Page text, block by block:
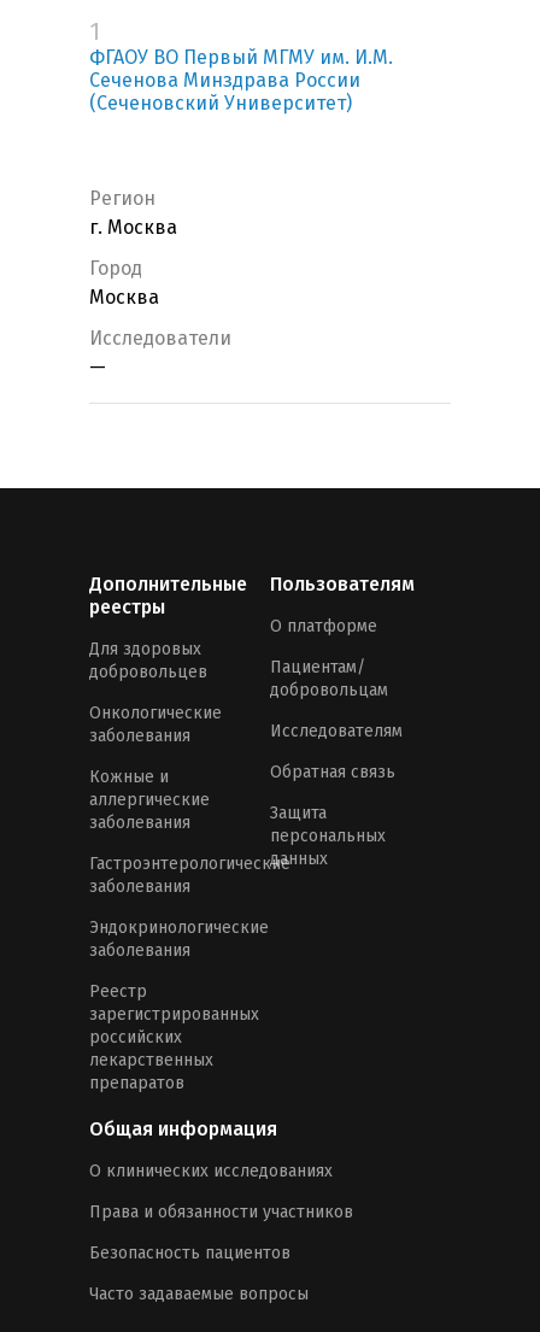
1
ФГАОУ ВО Первый МГМУ им. И.М.
Сеченова Минздрава России
(Сеченовский Университет)
Регион
г. Москва
Город
Москва
Исследователи
—
Дополнительные
реестры
Для здоровых
добровольцев
Онкологические
заболевания
Кожные и
аллергические
заболевания
Гастроэнтерологические
заболевания
Эндокринологические
заболевания
Реестр
зарегистрированных
российских
лекарственных
препаратов
Пользователям
О платформе
Пациентам/
добровольцам
Исследователям
Обратная связь
Защита
персональных
данных
Общая информация
О клинических исследованиях
Права и обязанности участников
Безопасность пациентов
Часто задаваемые вопросы